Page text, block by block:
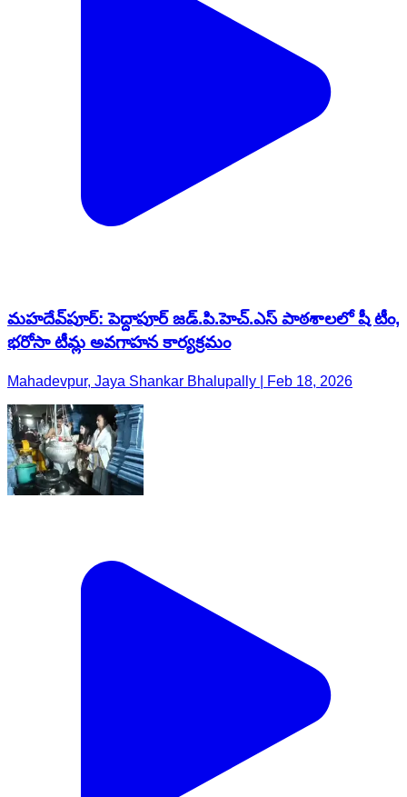
మహదేవ్​పూర్: పెద్దాపూర్ జడ్.పి.హెచ్.ఎస్ పాఠశాలలో షీ టీం,
భరోసా టీమ్ల అవగాహన కార్యక్రమం
Mahadevpur, Jaya Shankar Bhalupally | Feb 18, 2026